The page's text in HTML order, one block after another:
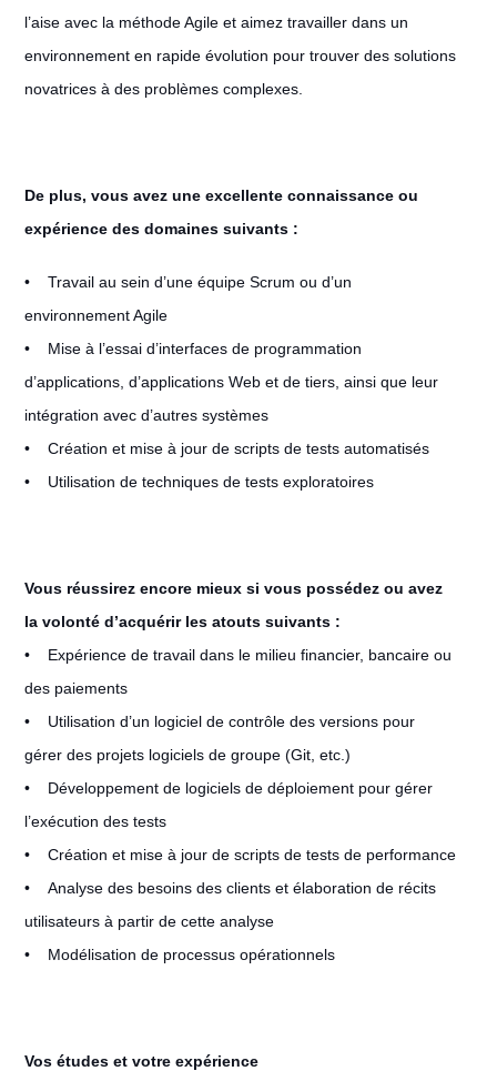
l’aise avec la méthode Agile et aimez travailler dans un
environnement en rapide évolution pour trouver des solutions
novatrices à des problèmes complexes.
De plus, vous avez une excellente connaissance ou
expérience des domaines suivants :
• Travail au sein d’une équipe Scrum ou d’un
environnement Agile
• Mise à l’essai d’interfaces de programmation
d’applications, d’applications Web et de tiers, ainsi que leur
intégration avec d’autres systèmes
• Création et mise à jour de scripts de tests automatisés
• Utilisation de techniques de tests exploratoires
Vous réussirez encore mieux si vous possédez ou avez
la volonté d’acquérir les atouts suivants :
• Expérience de travail dans le milieu financier, bancaire ou
des paiements
• Utilisation d’un logiciel de contrôle des versions pour
gérer des projets logiciels de groupe (Git, etc.)
• Développement de logiciels de déploiement pour gérer
l’exécution des tests
• Création et mise à jour de scripts de tests de performance
• Analyse des besoins des clients et élaboration de récits
utilisateurs à partir de cette analyse
• Modélisation de processus opérationnels
Vos études et votre expérience